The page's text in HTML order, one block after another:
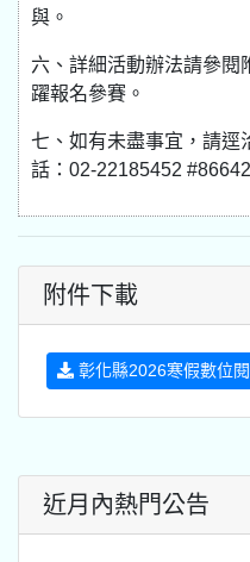
與。
六、詳細活動辦法請參閱
躍報名參賽。
七、如有未盡事宜，請逕
話：02-22185452
附件下載
彰化縣2026寒假數位
近月內熱門公告